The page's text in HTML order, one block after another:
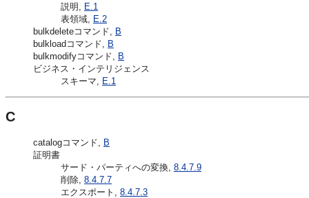
説明,
E.1
表領域,
E.2
bulkdeleteコマンド,
B
bulkloadコマンド,
B
bulkmodifyコマンド,
B
ビジネス・インテリジェンス
スキーマ,
E.1
C
catalogコマンド, B
証明書
サード・パーティへの変換, 8.4.7.9
削除, 8.4.7.7
エクスポート, 8.4.7.3